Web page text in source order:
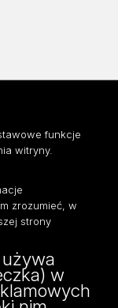
funkcje
witryny.
zrozumieć, w
strony
w